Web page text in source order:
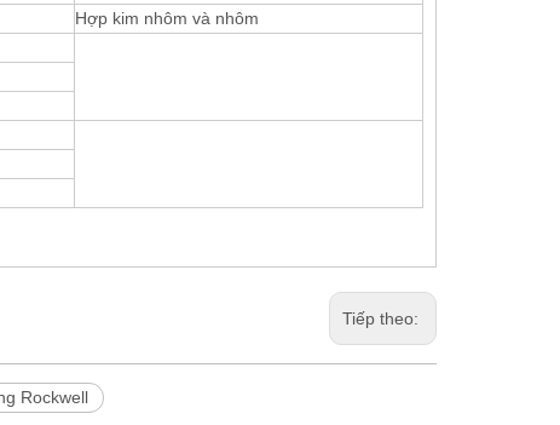
Hợp kim nhôm và nhôm
Tiếp theo:
Rockwell